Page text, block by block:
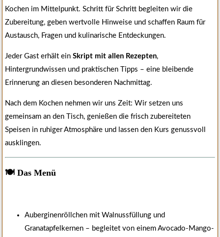
Kochen im Mittelpunkt. Schritt für Schritt begleiten wir die
Zubereitung, geben wertvolle Hinweise und schaffen Raum für
Austausch, Fragen und kulinarische Entdeckungen.
Jeder Gast erhält ein Skript mit allen Rezepten,
Hintergrundwissen und praktischen Tipps – eine bleibende
Erinnerung an diesen besonderen Nachmittag.
Nach dem Kochen nehmen wir uns Zeit: Wir setzen uns
gemeinsam an den Tisch, genießen die frisch zubereiteten
Speisen in ruhiger Atmosphäre und lassen den Kurs genussvoll
ausklingen.
🍽️ Das Menü
Auberginenröllchen mit Walnussfüllung und
Granatapfelkernen – begleitet von einem Avocado-Mango-